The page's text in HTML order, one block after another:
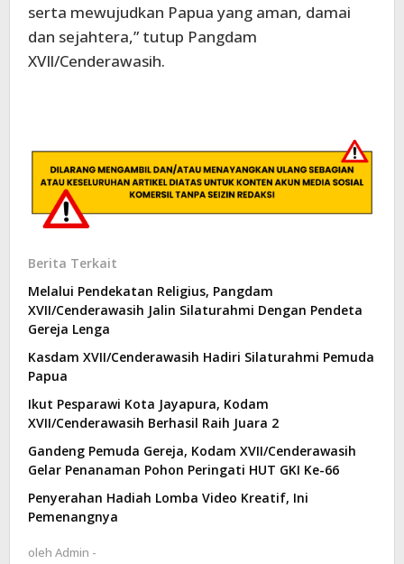
serta mewujudkan Papua yang aman, damai
dan sejahtera,” tutup Pangdam
XVIl/Cenderawasih.
Berita Terkait
Melalui Pendekatan Religius, Pangdam
XVII/Cenderawasih Jalin Silaturahmi Dengan Pendeta
Gereja Lenga
Kasdam XVII/Cenderawasih Hadiri Silaturahmi Pemuda
Papua
Ikut Pesparawi Kota Jayapura, Kodam
XVII/Cenderawasih Berhasil Raih Juara 2
Gandeng Pemuda Gereja, Kodam XVII/Cenderawasih
Gelar Penanaman Pohon Peringati HUT GKI Ke-66
Penyerahan Hadiah Lomba Video Kreatif, Ini
Pemenangnya
oleh Admin -